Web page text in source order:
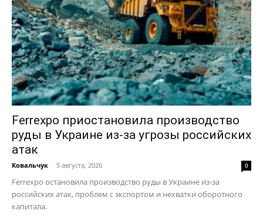
Ferrexpo приостановила производство
руды в Украине из-за угрозы российских
атак
Ковальчук - 5 августа, 2026 0
Ferrexpo остановила производство руды в Украине из-за
российских атак, проблем с экспортом и нехватки оборотного
капитала.